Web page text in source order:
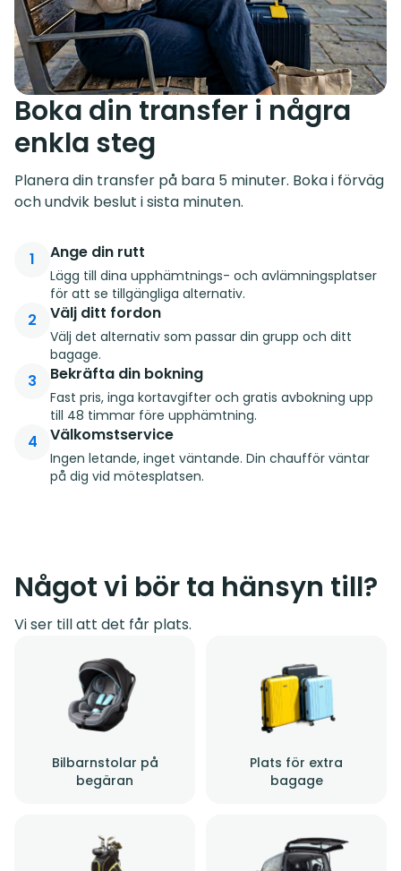
Boka din transfer i några
enkla steg
Planera din transfer på bara 5 minuter. Boka i förväg
och undvik beslut i sista minuten.
1 Ange din rutt
Lägg till dina upphämtnings- och avlämningsplatser
för att se tillgängliga alternativ.
2 Välj ditt fordon
Välj det alternativ som passar din grupp och ditt
bagage.
3 Bekräfta din bokning
Fast pris, inga kortavgifter och gratis avbokning upp
till 48 timmar före upphämtning.
4 Välkomstservice
Ingen letande, inget väntande. Din chaufför väntar
på dig vid mötesplatsen.
Något vi bör ta hänsyn till?
Vi ser till att det får plats.
Bilbarnstolar på
begäran
Plats för extra
bagage